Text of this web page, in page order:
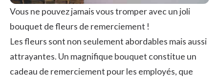
Vous ne pouvez jamais vous tromper avec un joli
bouquet de fleurs de remerciement !
Les fleurs sont non seulement abordables mais aussi
attrayantes. Un magnifique bouquet constitue un
cadeau de remerciement pour les employés, que